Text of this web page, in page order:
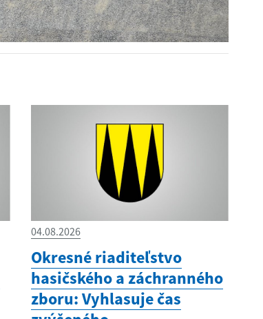
04.08.2026
Okresné riaditeľstvo
hasičského a záchranného
zboru: Vyhlasuje čas